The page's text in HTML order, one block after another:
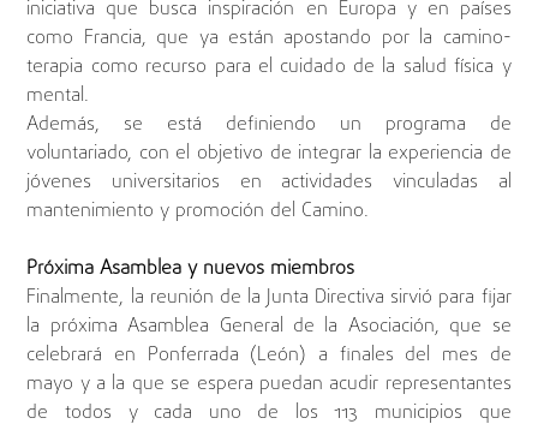
iniciativa que busca inspiración en Europa y en países
como Francia, que ya están apostando por la camino-
terapia como recurso para el cuidado de la salud física y
mental.
Además, se está definiendo un programa de
voluntariado, con el objetivo de integrar la experiencia de
jóvenes universitarios en actividades vinculadas al
mantenimiento y promoción del Camino.
Próxima Asamblea y nuevos miembros
Finalmente, la reunión de la Junta Directiva sirvió para fijar
la próxima Asamblea General de la Asociación, que se
celebrará en Ponferrada (León) a finales del mes de
mayo y a la que se espera puedan acudir representantes
de todos y cada uno de los 113 municipios que